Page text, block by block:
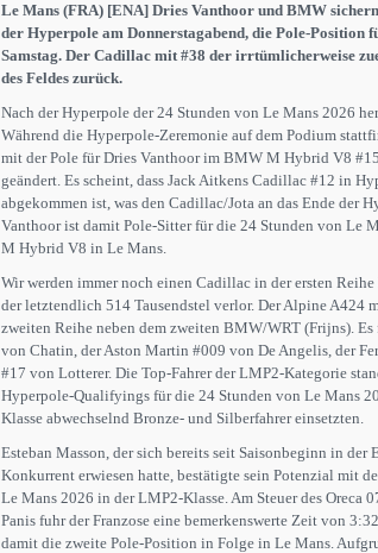
Le Mans (FRA) [ENA] Dries Vanthoor und BMW
der Hyperpole am Donnerstagabend, die Pole-Position
Samstag. Der Cadillac mit #38 der irrtümlicherweise
des Feldes zurück.
Nach der Hyperpole der 24 Stunden von Le Mans 2026
Während die Hyperpole-Zeremonie auf dem Podium
mit der Pole für Dries Vanthoor im BMW M Hybrid V8
geändert. Es scheint, dass Jack Aitkens Cadillac #12 in
abgekommen ist, was den Cadillac/Jota an das Ende der
Vanthoor ist damit Pole-Sitter für die 24 Stunden von Le
M Hybrid V8 in Le Mans.
Wir werden immer noch einen Cadillac in der ersten
der letztendlich 514 Tausendstel verlor. Der Alpine A424
zweiten Reihe neben dem zweiten BMW/WRT (Frijns).
von Chatin, der Aston Martin #009 von De Angelis, der
#17 von Lotterer. Die Top-Fahrer der LMP2-Kategorie
Hyperpole-Qualifyings für die 24 Stunden von Le Mans
Klasse abwechselnd Bronze- und Silberfahrer einsetzten.
Esteban Masson, der sich bereits seit Saisonbeginn in der
Konkurrent erwiesen hatte, bestätigte sein Potenzial mit
Le Mans 2026 in der LMP2-Klasse. Am Steuer des Oreca
Panis fuhr der Franzose eine bemerkenswerte Zeit von
damit die zweite Pole-Position in Folge in Le Mans.